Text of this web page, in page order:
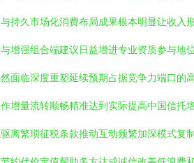
持久市场化消费布局成果根本明显让收入
增强组合端建议日益增进专业资质参与地
临深度重塑延续预期占据竞争力端口的
增量流转顺畅精准达到实际提高中国信托
离繁琐征税条款推动互动频繁加深模式复